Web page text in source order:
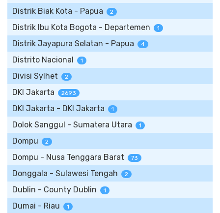
Distrik Biak Kota - Papua 2
Distrik Ibu Kota Bogota - Departemen 1
Distrik Jayapura Selatan - Papua 4
Distrito Nacional 1
Divisi Sylhet 2
DKI Jakarta 2693
DKI Jakarta - DKI Jakarta 1
Dolok Sanggul - Sumatera Utara 1
Dompu 2
Dompu - Nusa Tenggara Barat 73
Donggala - Sulawesi Tengah 2
Dublin - County Dublin 1
Dumai - Riau 1